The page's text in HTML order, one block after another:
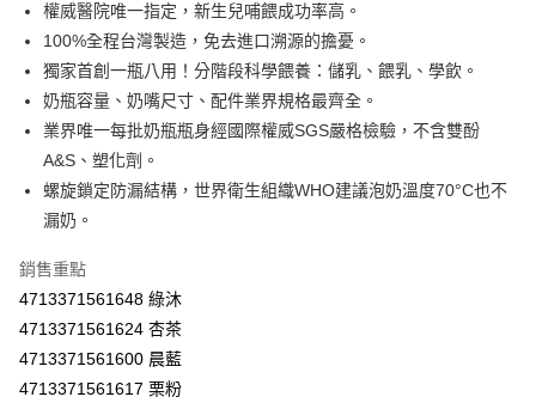
AFTEE先享後付
相關說明
【關於「AFTEE先享後付」】
AFTEE先享後付是「在收到商品之後才付款」的支付方式。 讓您購物簡單
便利好安心！
１．簡單：不需註冊會員、不需綁卡、不需儲值。
２．便利：只要手機號碼，簡訊認證，即可結帳。
３．安心：先確認商品／服務後，再付款。
【「AFTEE先享後付」結帳流程】
結帳頁面，進行簡訊認證並確認金額後，即可完成結帳。
２．訂單成立數日內，您將收到繳費通知簡訊。
ATM／網路銀行／等多元方式進行付款，方視為交易完成。
※ 請注意：結帳手續完成當下不需立刻繳費，但若您需要取消訂單，請聯絡
購買商品的店家。未經商家同意取消之訂單仍視為有效，需透過AFTEE先享
後付繳納相關費用。
ATM付款
運送方式
全家取貨付款
每筆NT$60，滿NT$590(含以上)免運費
付款後全家取貨
每筆NT$60，滿NT$590(含以上)免運費
每筆NT$60，滿NT$590(含以上)免運費
權威醫院唯一指定，新生兒哺餵成功率高。
100%全程台灣製造，免去進口溯源的擔憂。
獨家首創一瓶八用！分階段科學餵養：儲乳、餵乳、學飲。
奶瓶容量、奶嘴尺寸、配件業界規格最齊全。
業界唯一每批奶瓶瓶身經國際權威SGS嚴格檢驗，不含雙酚
A&S、塑化劑。
螺旋鎖定防漏結構，世界衛生組織WHO建議泡奶溫度70°C也不
漏奶。
銷售重點
4713371561648 綠沐
4713371561624 杏茶
4713371561600 晨藍
4713371561617 栗粉